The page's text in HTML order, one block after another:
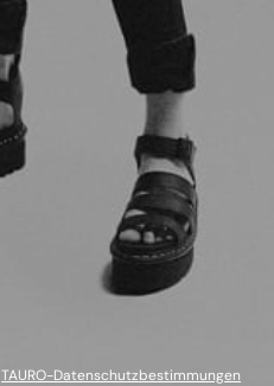
TAURO-Datenschutzbestimmungen